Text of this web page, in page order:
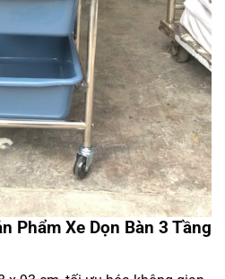
Phẩm Xe Dọn Bàn 3 Tầng